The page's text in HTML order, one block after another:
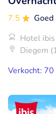
7.5 Goed
Hotel
Diegem
Verkocht: 70